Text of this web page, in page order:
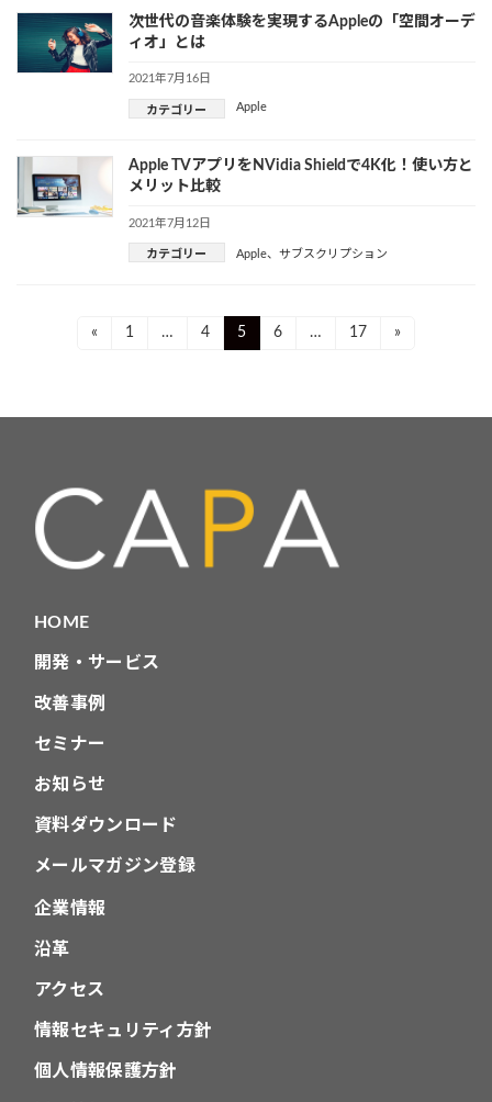
次世代の音楽体験を実現するAppleの「空間オーデ
ィオ」とは
2021年7月16日
カテゴリー Apple
Apple TVアプリをNVidia Shieldで4K化！使い方と
メリット比較
2021年7月12日
カテゴリー Apple、 サブスクリプション
ー
シ
ン
« Page
1 … Page
4 Page
5 Page
6 … Page
17 »
HOME
開発・サービス
改善事例
セミナー
お知らせ
資料ダウンロード
メールマガジン登録
企業情報
沿革
アクセス
情報セキュリティ方針
個人情報保護方針